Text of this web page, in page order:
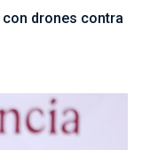
drones contra